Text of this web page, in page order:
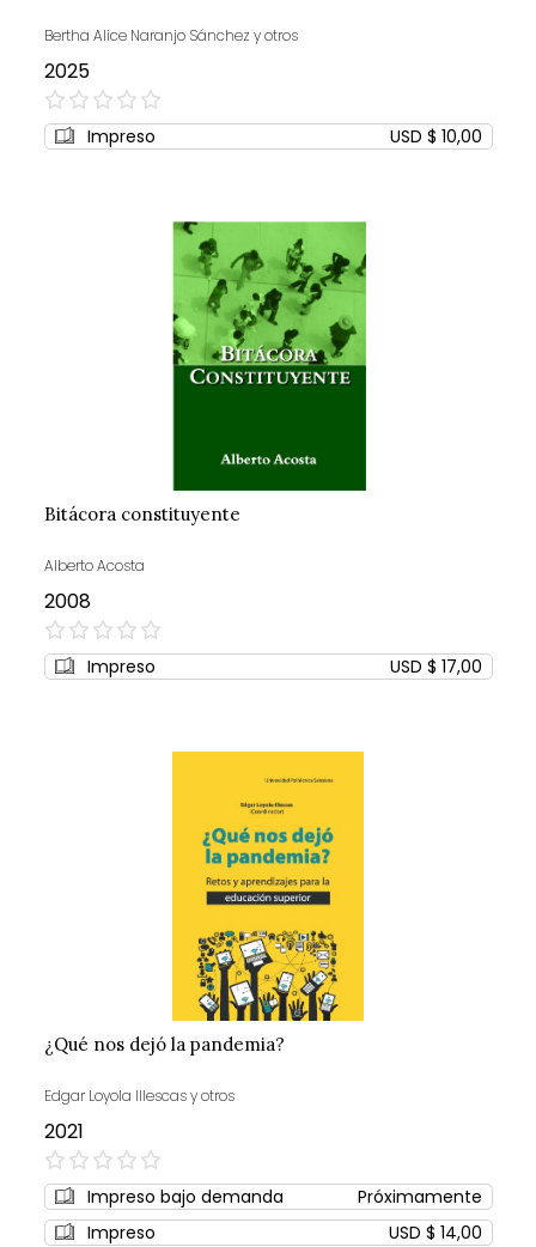
Bertha Alice Naranjo Sánchez y otros
2025
0%
Impreso USD $ 10,00
Bitácora constituyente
Alberto Acosta
2008
0%
Impreso USD $ 17,00
¿Qué nos dejó la pandemia?
Edgar Loyola Illescas y otros
2021
0%
Impreso bajo demanda
Próximamente
Impreso
USD $ 14,00